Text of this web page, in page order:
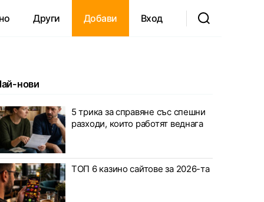
Други Добави Вход
нови
5 трика за справяне със спешни
разходи, които работят веднага
ТОП 6 казино сайтове за 2026-та